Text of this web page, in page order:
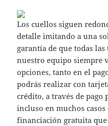
Los cuellos siguen
detalle imitando a una
garantía de que todas
nuestro equipo siempre
opciones, tanto en el
podrás realizar con
crédito, a través de pago
incluso en muchos
financiación gratuita